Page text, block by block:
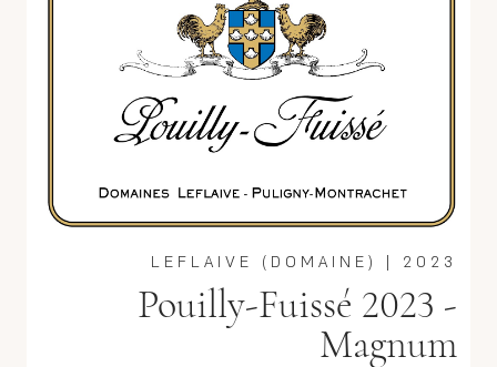
2023
LEFLAIVE (DOMAINE)
Pouilly-Fuissé 2023 -
Magnum